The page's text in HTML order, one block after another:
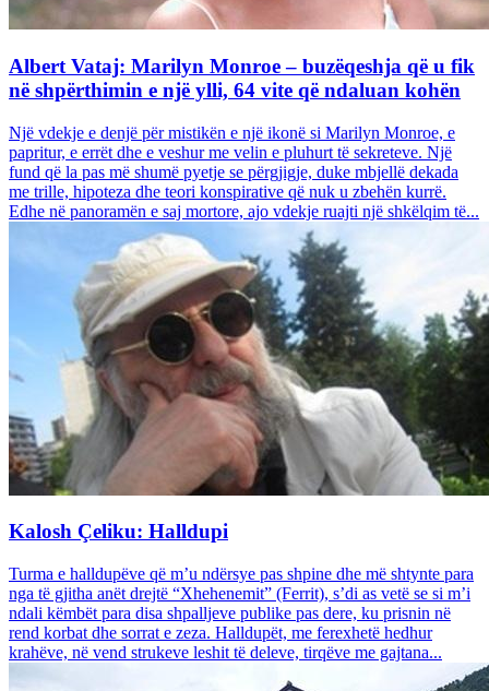
Albert Vataj: Marilyn Monroe – buzëqeshja që u fik
në shpërthimin e një ylli, 64 vite që ndaluan kohën
Një vdekje e denjë për mistikën e një ikonë si Marilyn Monroe, e
papritur, e errët dhe e veshur me velin e pluhurt të sekreteve. Një
fund që la pas më shumë pyetje se përgjigje, duke mbjellë dekada
me trille, hipoteza dhe teori konspirative që nuk u zbehën kurrë.
Edhe në panoramën e saj mortore, ajo vdekje ruajti një shkëlqim të...
Kalosh Çeliku: Halldupi
Turma e halldupëve që m’u ndërsye pas shpine dhe më shtynte para
nga të gjitha anët drejtë “Xhehenemit” (Ferrit), s’di as vetë se si m’i
ndali këmbët para disa shpalljeve publike pas dere, ku prisnin në
rend korbat dhe sorrat e zeza. Halldupët, me ferexhetë hedhur
krahëve, në vend strukeve leshit të deleve, tirqëve me gajtana...